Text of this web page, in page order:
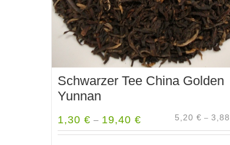
gewählt
werden
Schwarzer Tee China Golden
Yunnan
1,30 € – 19,40 € 5,20 € – 3,88